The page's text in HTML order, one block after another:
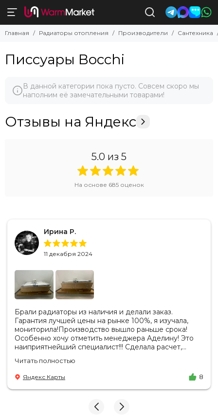
Главная Радиаторы отопления Производители Сантехника
Писсуары Bocchi
В данной категории пока пусто. Совсем скоро мы
наполним её замечательными товарами!
Отзывы на Яндекс
5.0 из 5
На основе 685оценок
Ирина Р.
11 декабря 2024
Брали радиаторы из наличия и делали заказ.
Гарантия лучшей цены на рынке 100%, я изучала,
мониторила!Производство вышло раньше срока!
Особенно хочу отметить менеджера Аделину! Это
наиприятнейший специалист!!! Сделала расчет,
цену. Всегда на связи, на все вопросы есть ответы.
Доставка на удобный день, удобное время! Никаких
замечаний, только бесконечное удовольствие от
взаимодействия с ней. Вот это я понимаю - ЛИЦО
И надеюсь наши чудесные радиаторы будут греть
Читать полностью
Яндекс Карты 8